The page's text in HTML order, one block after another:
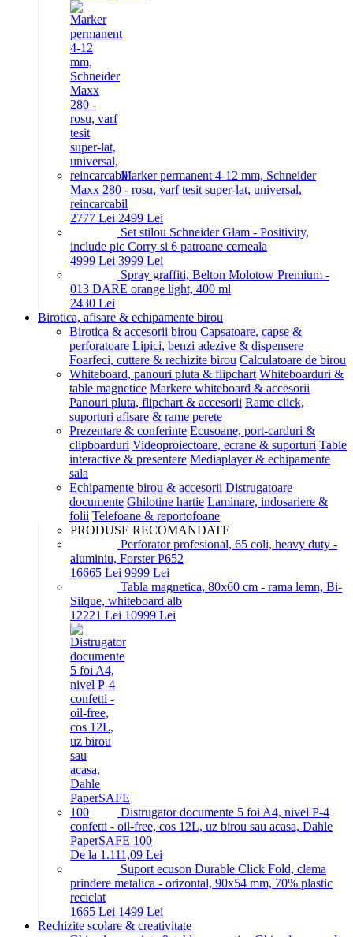
Marker permanent 4-12 mm, Schneider
Maxx 280 - rosu, varf tesit super-lat, universal,
reincarcabil
2777 Lei 2499 Lei
Set stilou Schneider Glam - Positivity,
include pic Corry si 6 patroane cerneala
4999 Lei 3999 Lei
Spray graffiti, Belton Molotow Premium -
013 DARE orange light, 400 ml
2430 Lei
Birotica, afisare & echipamente birou
Birotica & accesorii birou Capsatoare, capse &
perforatoare Lipici, benzi adezive & dispensere
Foarfeci, cuttere & rechizite birou Calculatoare de birou
Whiteboard, panouri pluta & flipchart Whiteboarduri &
table magnetice Markere whiteboard & accesorii
Panouri pluta, flipchart & accesorii Rame click,
suporturi afisare & rame perete
Prezentare & conferinte Ecusoane, port-carduri &
clipboarduri Videoproiectoare, ecrane & suporturi Table
interactive & presentere Mediaplayer & echipamente
sala
Echipamente birou & accesorii Distrugatoare
documente Ghilotine hartie Laminare, indosariere &
folii Telefoane & reportofoane
PRODUSE RECOMANDATE
Perforator profesional, 65 coli, heavy duty -
aluminiu, Forster P652
16665 Lei 9999 Lei
Tabla magnetica, 80x60 cm - rama lemn, Bi-
Silque, whiteboard alb
12221 Lei 10999 Lei
Distrugator documente 5 foi A4, nivel P-4
confetti - oil-free, cos 12L, uz birou sau acasa, Dahle
PaperSAFE 100
De la 1.111,09 Lei
Suport ecuson Durable Click Fold, clema
prindere metalica - orizontal, 90x54 mm, 70% plastic
reciclat
1665 Lei 1499 Lei
Rechizite scolare & creativitate